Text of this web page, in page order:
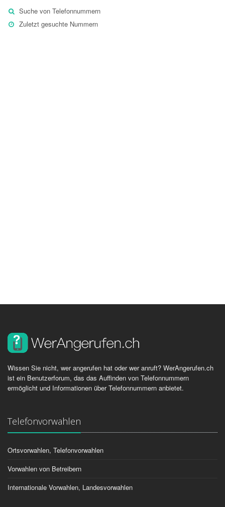
Suche von Telefonnummern
Zuletzt gesuchte Nummern
Wissen Sie nicht, wer angerufen hat oder wer anruft? WerAngerufen.ch
ist ein Benutzerforum, das das Auffinden von Telefonnummern
ermöglicht und Informationen über Telefonnummern anbietet.
Telefonvorwahlen
Ortsvorwahlen, Telefonvorwahlen
Vorwahlen von Betreibern
Internationale Vorwahlen, Landesvorwahlen